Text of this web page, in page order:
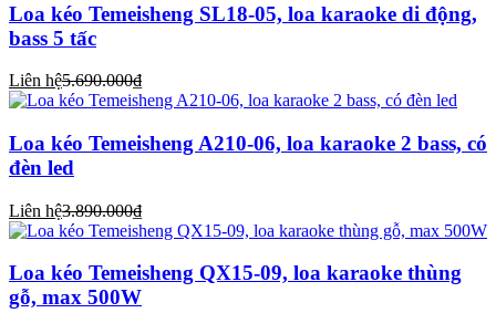
Loa kéo Temeisheng SL18-05, loa karaoke di động,
bass 5 tấc
Liên hệ5.690.000₫
Loa kéo Temeisheng A210-06, loa karaoke 2 bass, có
đèn led
Liên hệ3.890.000₫
Loa kéo Temeisheng QX15-09, loa karaoke thùng
gỗ, max 500W